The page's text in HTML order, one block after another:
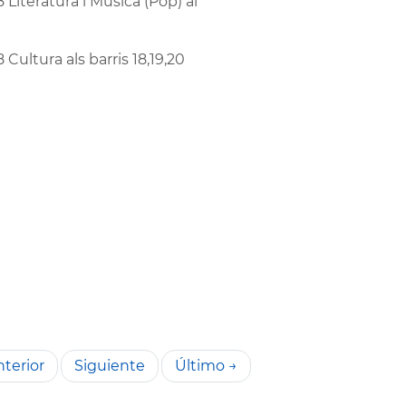
Cultura als barris 18,19,20
Siguiente Último →